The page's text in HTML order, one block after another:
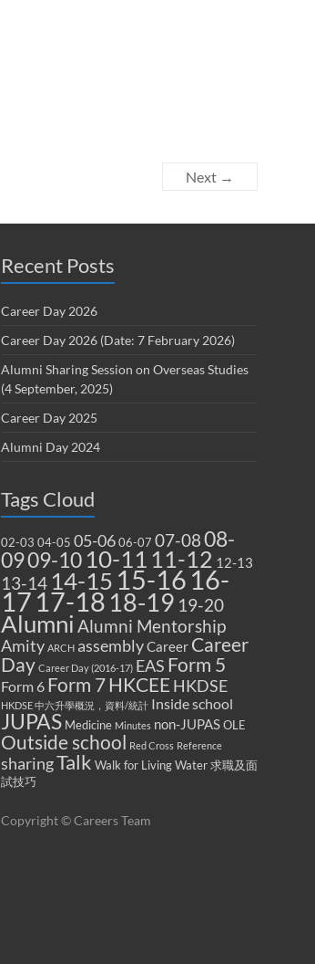
Next →
Recent Posts
Career Day 2026
Career Day 2026 (Date: 7 February 2026)
Alumni Sharing Session on Overseas Studies
(4 September, 2025)
Career Day 2025
Alumni Day 2024
Tags Cloud
02-03 04-05 05-0606-07 07-0808-
0909-10 10-11 11-12 12-13
13-14 14-15 15-16 16-
17 17-18 18-19 19-20
Alumni Alumni Mentorship
Amity ARCH assemblyCareer Career
Day Career Day (2016-17) EAS Form 5
Form 6 Form 7HKCEE HKDSE
HKDSE 中六升學概況，資料/統計 Inside school
JUPAS Medicine Minutes non-JUPASOLE
Outside school Red Cross Reference
sharingTalk Walk for Living Water求職及面
試技巧
Copyright © Careers Team